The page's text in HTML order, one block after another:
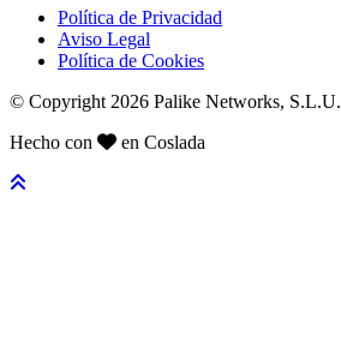
Política de Privacidad
Aviso Legal
Política de Cookies
© Copyright 2026 Palike Networks, S.L.U.
Hecho con
en Coslada